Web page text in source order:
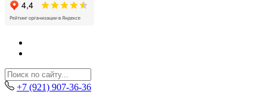
+7 (921) 907-36-36